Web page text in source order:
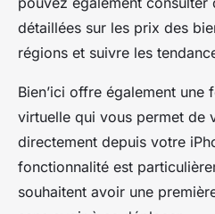
détaillées sur les prix des
régions et suivre les
Bien’ici offre également
virtuelle qui vous permet de
directement depuis votre
fonctionnalité est
souhaitent avoir une